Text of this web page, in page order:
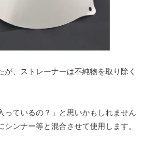
が、ストレーナーは不純物を取り除く
っているの？」と思いかもしれません
シンナー等と混合させて使用します。